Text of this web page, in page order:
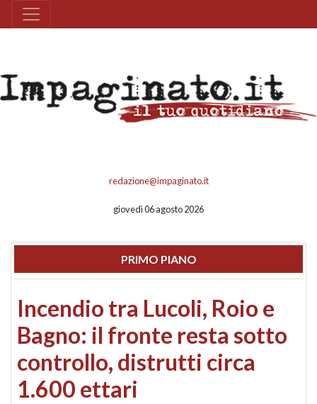
redazione@impaginato.it
giovedì 06 agosto 2026
PRIMO PIANO
Incendio tra Lucoli, Roio e
Bagno: il fronte resta sotto
controllo, distrutti circa
1.600 ettari